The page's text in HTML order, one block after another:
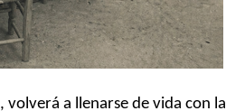
, volverá a llenarse de vida con la